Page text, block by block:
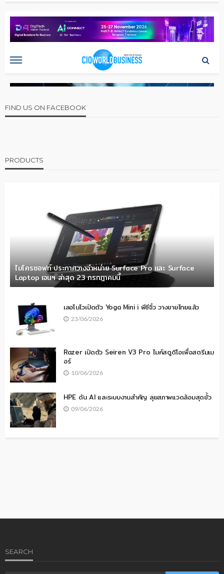
FIND US ON FACEBOOK
PRODUCTS
ไมโครซอฟท์ ประกาศวางจำหน่าย Surface Pro และ Surface
Laptop เจนฯ ล่าสุด 23 กรกฎาคมนี้
เลอโนโวเปิดตัว Yoga Mini i พีซีจิ๋ว วางขายไทยแล้ว
23/06/2026
Razer เปิดตัว Seiren V3 Pro ไมค์สตูดิโอเพื่อสตรีมเม
อร์
10/06/2026
HPE ดัน AI และระบบงานสำคัญ ลุยสภาพแวดล้อมสุดขั้ว
09/06/2026
SEARCH